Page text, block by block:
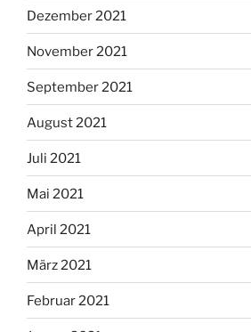
Dezember 2021
November 2021
September 2021
August 2021
Juli 2021
Mai 2021
April 2021
März 2021
Februar 2021